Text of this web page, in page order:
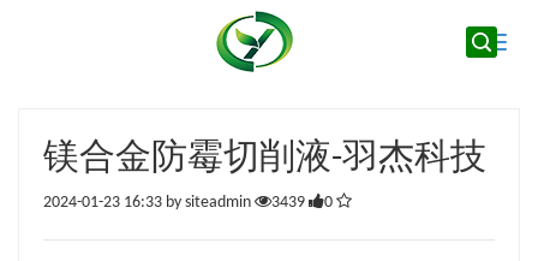
Toggle
镁合金防霉切削液-羽杰科技
2024-01-23 16:33 by siteadmin 3439 0